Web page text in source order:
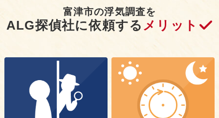
富津市の浮気調査を
ALG探偵社に依頼する メリット